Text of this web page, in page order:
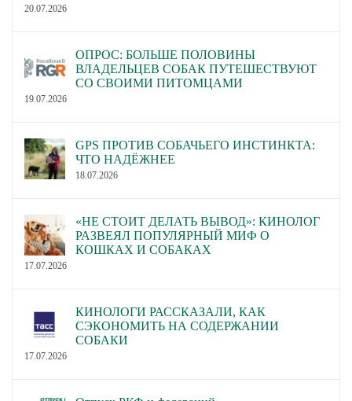
20.07.2026
ОПРОС: БОЛЬШЕ ПОЛОВИНЫ
ВЛАДЕЛЬЦЕВ СОБАК ПУТЕШЕСТВУЮТ
СО СВОИМИ ПИТОМЦАМИ
19.07.2026
GPS ПРОТИВ СОБАЧЬЕГО ИНСТИНКТА:
ЧТО НАДЁЖНЕЕ
18.07.2026
«НЕ СТОИТ ДЕЛАТЬ ВЫВОД»: КИНОЛОГ
РАЗВЕЯЛ ПОПУЛЯРНЫЙ МИФ О
КОШКАХ И СОБАКАХ
17.07.2026
КИНОЛОГИ РАССКАЗАЛИ, КАК
СЭКОНОМИТЬ НА СОДЕРЖАНИИ
СОБАКИ
17.07.2026